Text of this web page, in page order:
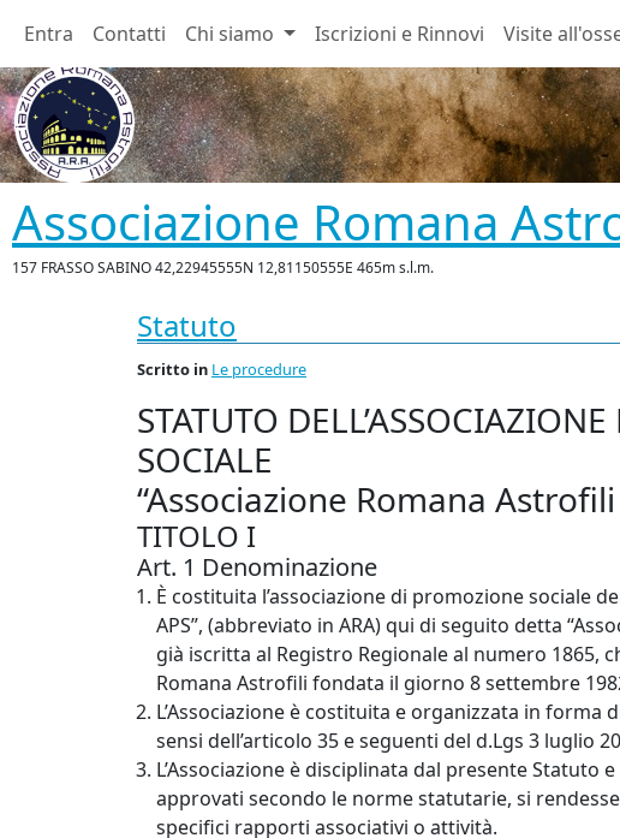
Entra Contatti Chi siamo Iscrizioni e Rinnovi Visite
Associazione Romana
157 FRASSO SABINO 42,22945555N 12,81150555E 465m s.l.m.
Statuto
Scritto in Le procedure
STATUTO DELL’ASSOCIAZIONE
SOCIALE
“Associazione Romana Astrofili
TITOLO I
Art. 1 Denominazione
È costituita l’associazione di promozione sociale
APS”, (abbreviato in ARA) qui di seguito detta
già iscritta al Registro Regionale al numero 1865,
Romana Astrofili fondata il giorno 8 settembre
L’Associazione è costituita e organizzata in forma
sensi dell’articolo 35 e seguenti del d.Lgs 3 luglio
L’Associazione è disciplinata dal presente Statuto
approvati secondo le norme statutarie, si
specifici rapporti associativi o attività.